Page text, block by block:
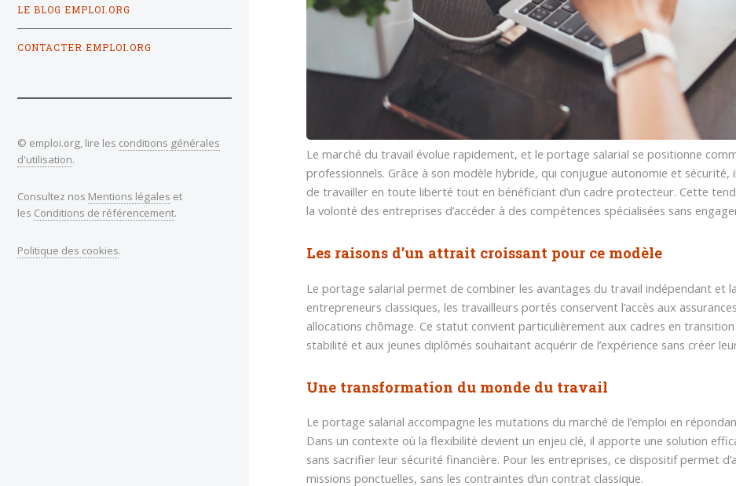
Le marché du travail évolue rapidement, et le portage salarial se positionne
professionnels. Grâce à son modèle hybride, qui conjugue autonomie et
de travailler en toute liberté tout en bénéficiant d’un cadre protecteur. Cette
la volonté des entreprises d’accéder à des compétences spécialisées sans
Les raisons d’un attrait croissant pour ce modèle
Le portage salarial permet de combiner les avantages du travail indépendant et
entrepreneurs classiques, les travailleurs portés conservent l’accès aux
allocations chômage. Ce statut convient particulièrement aux cadres en
stabilité et aux jeunes diplômés souhaitant acquérir de l’expérience sans créer
Une transformation du monde du travail
Le portage salarial accompagne les mutations du marché de l’emploi en
Dans un contexte où la flexibilité devient un enjeu clé, il apporte une solution
sans sacrifier leur sécurité financière. Pour les entreprises, ce dispositif permet
missions ponctuelles, sans les contraintes d’un contrat classique.
LE BLOG EMPLOI.ORG
CONTACTER EMPLOI.ORG
© emploi.org, lire les conditions générales
d'utilisation.
Consultez nos Mentions légales et
les Conditions de référencement.
Politique des cookies.